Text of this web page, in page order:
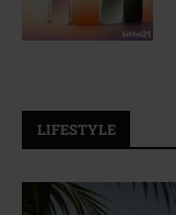
LIFESTYLE